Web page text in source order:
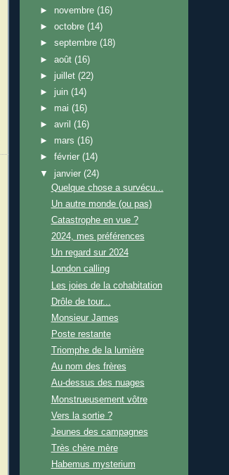
► novembre(16)
►octobre(14)
►septembre(18)
►août(16)
► juillet(22)
► juin(14)
► mai(16)
►avril(16)
► mars(16)
►février(14)
▼ janvier(24)
Quelque chose a survécu...
Un autre monde (ou pas)
Catastrophe en vue ?
2024, mes préférences
Un regard sur 2024
London calling
Les joies de la cohabitation
Drôle de tour...
Monsieur James
Poste restante
Triomphe de la lumière
Au nom des frères
Au-dessus des nuages
Monstrueusement vôtre
Vers la sortie ?
Jeunes des campagnes
Très chère mère
Habemus mysterium